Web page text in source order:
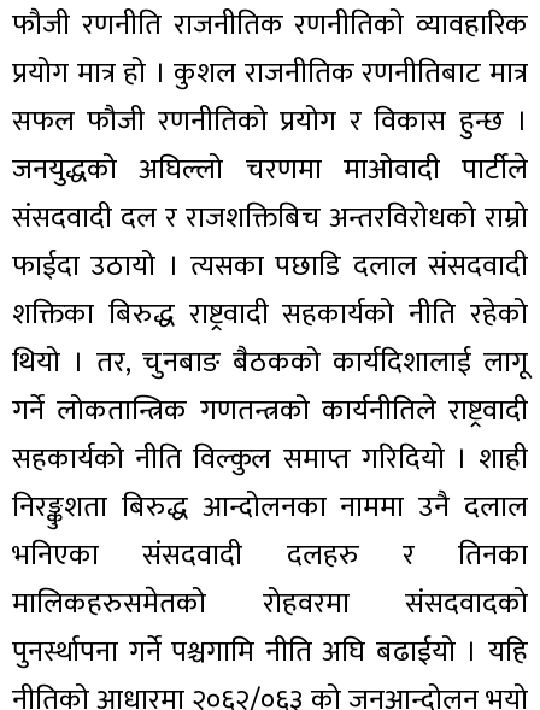
फौजी रणनीति राजनीतिक रणनीतिको व्यावहारिक
प्रयोग मात्र हो । कुशल राजनीतिक रणनीतिबाट मात्र
सफल फौजी रणनीतिको प्रयोग र विकास हुन्छ ।
जनयुद्धको अघिल्लो चरणमा माओवादी पार्टीले
संसदवादी दल र राजशक्तिबिच अन्तरविरोधको राम्रो
फाईदा उठायो । त्यसका पछाडि दलाल संसदवादी
शक्तिका बिरुद्ध राष्ट्रवादी सहकार्यको नीति रहेको
थियो । तर, चुनबाङ बैठकको कार्यदिशालाई लागू
गर्ने लोकतान्त्रिक गणतन्त्रको कार्यनीतिले राष्ट्रवादी
सहकार्यको नीति विल्कुल समाप्त गरिदियो । शाही
निरङ्कुशता बिरुद्ध आन्दोलनका नाममा उनै दलाल
भनिएका संसदवादी दलहरु र तिनका
मालिकहरुसमेतको रोहवरमा संसदवादको
पुनर्स्थापना गर्ने पश्चगामि नीति अघि बढाईयो । यहि
नीतिको आधारमा २०६२/०६३ को जनआन्दोलन भयो